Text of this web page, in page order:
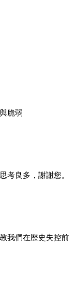
脆弱
考良多，謝謝您。
我們在歷史失控前